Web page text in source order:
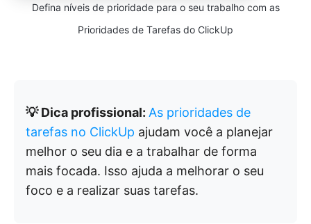
Defina níveis de prioridade para o seu trabalho com as
Prioridades de Tarefas do ClickUp
💡 Dica profissional: As prioridades de
tarefas no ClickUp ajudam você a planejar
melhor o seu dia e a trabalhar de forma
mais focada. Isso ajuda a melhorar o seu
foco e a realizar suas tarefas.